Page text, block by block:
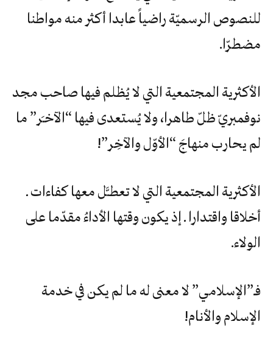
‬للنصوص‮ ‬الرسميّة‮ ‬راضياً‮ ‬عابدا‮ ‬أكثر‮ ‬منه‮ ‬مواطنا‮
‬مضطرّا‮.‬
الأكثرية‮ ‬المجتمعية‮ ‬التي‮ ‬لا‮ ‬يُظلم‮ ‬فيها‮ ‬صاحب‮ ‬مجد‮
‬نوفمبريّ‮ ‬ظلّ‮ ‬طاهرا،‮ ‬ولا‮ ‬يُستعدى‮ ‬فيها‮ “‬الآخـَر‮” ‬ما‮
‬لم‮ ‬يحارب‮ ‬منهاجَ‮ “‬الأوّل‮ ‬والآخِر‮”!‬
الأكثرية‮ ‬المجتمعية‮ ‬التي‮ ‬لا‮ ‬تعطـَّل‮ ‬معها‮ ‬كفاءات‮ ‬ـ‮
‬أخلاقا‮ ‬واقتدارا‮ ‬ـ‮ ‬إذ‮ ‬يكون‮ ‬وقتها‮ ‬الأداءُ‮ ‬مقدّما‮ ‬على‮
‬الولاء‮.‬
فـ‮”‬الإسلامي‮” ‬لا‮ ‬معنى‮ ‬له‮ ‬ما‮ ‬لم‮ ‬يكن‮ ‬في‮ ‬خدمة‮
‬الإسلام‮ ‬والأنام‮!‬